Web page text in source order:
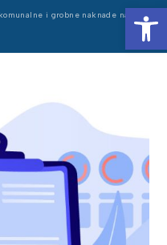
i grobne naknade na pro